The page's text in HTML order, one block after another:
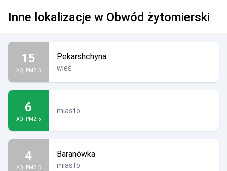
Inne lokalizacje w Obwód żytomierski
15
AQI PM2.5
Pekarshchyna
wieś
6
AQI PM2.5
miasto
4
AQI PM2.5
Baranówka
miasto